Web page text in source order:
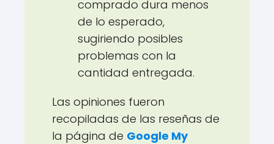
comprado dura menos
de lo esperado,
sugiriendo posibles
problemas con la
cantidad entregada.
Las opiniones fueron
recopiladas de las reseñas de
la página de Google My